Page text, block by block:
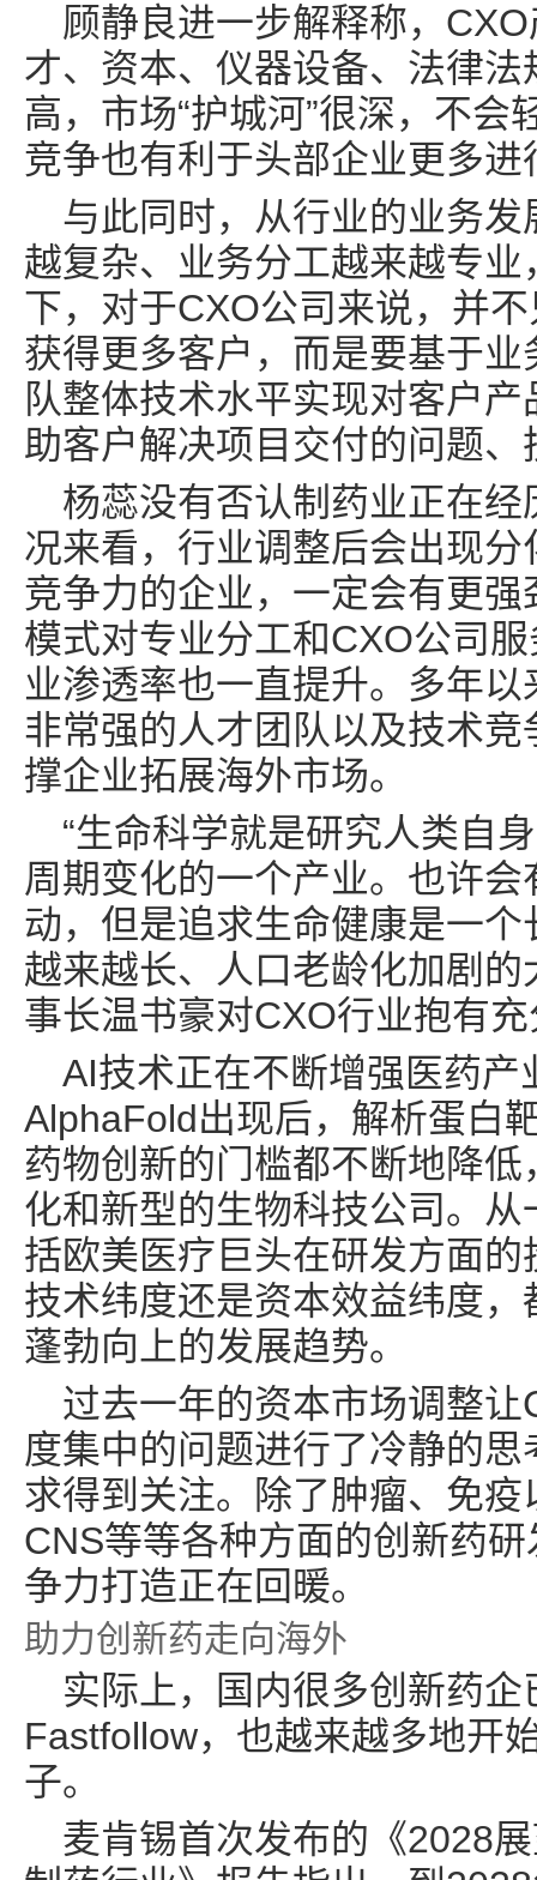
顾静良进一步解释称，
才、资本、仪器设备、法律
高，市场“护城河”很深，不
竞争也有利于头部企业更多
与此同时，从行业的业务
越复杂、业务分工越来越专
下，对于CXO公司来说，并
获得更多客户，而是要基于
队整体技术水平实现对客户
助客户解决项目交付的问题
杨蕊没有否认制药业正在经
况来看，行业调整后会出现
竞争力的企业，一定会有更
模式对专业分工和CXO公司
业渗透率也一直提升。多年
非常强的人才团队以及技术
撑企业拓展海外市场。
“生命科学就是研究人类自
周期变化的一个产业。也许
动，但是追求生命健康是一
越来越长、人口老龄化加剧
事长温书豪对CXO行业抱有
AI技术正在不断增强医药产
AlphaFold出现后，解析蛋白
药物创新的门槛都不断地降
化和新型的生物科技公司。
括欧美医疗巨头在研发方面
技术纬度还是资本效益纬度
蓬勃向上的发展趋势。
过去一年的资本市场调整
度集中的问题进行了冷静的
求得到关注。除了肿瘤、免
CNS等等各种方面的创新药
争力打造正在回暖。
助力创新药走向海外
实际上，国内很多创新药
Fastfollow，也越来越多地开
子。
麦肯锡首次发布的《2028